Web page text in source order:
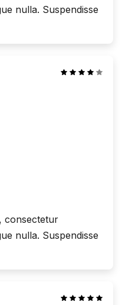
nulla. Suspendisse
consectetur
nulla. Suspendisse